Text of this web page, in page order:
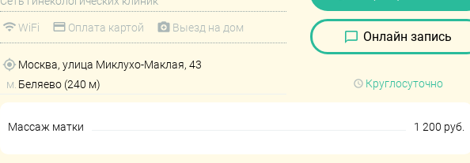
WiFi Оплата картой Выезд на дом
Москва, улица Миклухо-Маклая, 43
м. Беляево (240 м)
Массаж матки 1 200 руб.
Онлайн запись
Круглосуточно